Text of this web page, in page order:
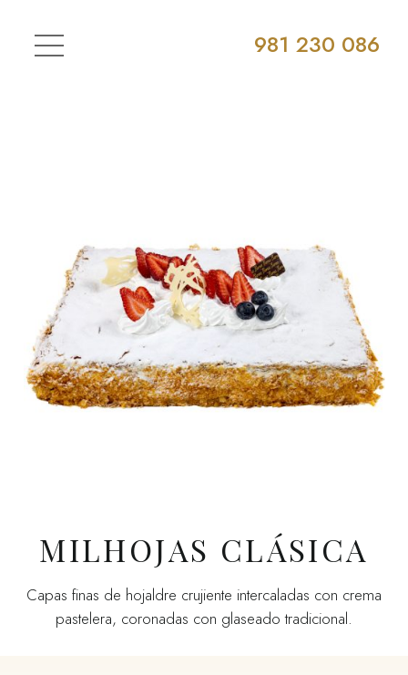
981 230 086
MILHOJAS CLÁSICA
Capas finas de hojaldre crujiente intercaladas con crema
pastelera, coronadas con glaseado tradicional.